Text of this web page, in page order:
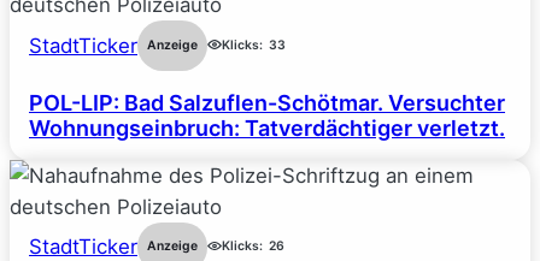
StadtTicker Anzeige Klicks: 33
POL-LIP: Bad Salzuflen-Schötmar. Versuchter
Wohnungseinbruch: Tatverdächtiger verletzt.
StadtTicker Anzeige Klicks: 26